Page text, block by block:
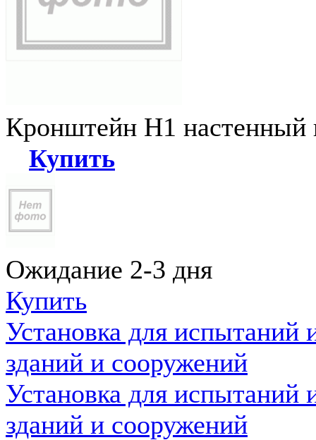
Кронштейн Н1
Купить
Ожидание 2-3 дня
Купить
Установка для испытаний
зданий и сооружений
Установка для испытаний
зданий и сооружений